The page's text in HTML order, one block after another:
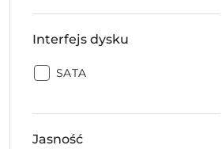
Interfejs dysku
Interfejs
SATA
Jasność